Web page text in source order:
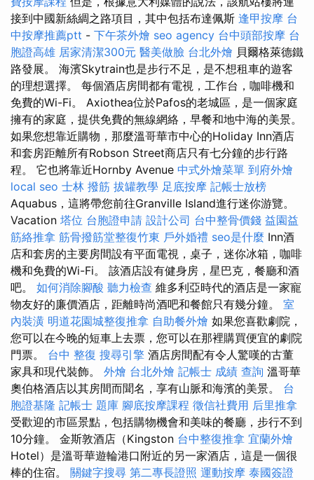
接到中國新絲綢之路項目，其中包括布達佩斯 逢甲按摩 台
中按摩推薦ptt - 下午茶外燴 seo agency 台中頭部按摩 台
胞證高雄 居家清潔300元 醫美做臉 台北外燴 貝爾格萊德鐵
路發展。 海濱Skytrain也是步行不足，是不想租車的遊客
的理想選擇。 每個酒店房間都有電視，工作台，咖啡機和
免費的Wi-Fi。 Axiothea位於Pafos的老城區，是一個家庭
擁有的家庭，提供免費的無線網絡，早餐和地中海的美景。
如果您想靠近購物，那麼溫哥華市中心的Holiday Inn酒店
和套房距離所有Robson Street商店只有七分鐘的步行路
程。 它也將靠近Hornby Avenue 中式外燴菜單 到府外燴
local seo 士林 撥筋 拔罐教學 足底按摩 記帳士放榜
Aquabus，這將帶您前往Granville Island進行迷你游覽。
Vacation 塔位 台胞證申請 設計公司 台中整骨價錢 益園益
筋絡推拿 筋骨撥筋堂整復竹東 戶外婚禮 seo是什麼 Inn酒
店和套房的主要房間設有平面電視，桌子，迷你冰箱，咖啡
機和免費的Wi-Fi。 該酒店設有健身房，星巴克，餐廳和酒
吧。 如何消除腳酸 聽力檢查 維多利亞時代的酒店是一家寵
物友好的廉價酒店，距離時尚酒吧和餐館只有幾分鐘。 室
內裝潢 明道花園城整復推拿 自助餐外燴 如果您喜歡劇院，
您可以在今晚的短車上去票，您可以在那裡購買便宜的劇院
門票。 台中 整復 搜尋引擎 酒店房間配有令人驚嘆的古董
家具和現代裝飾。 外燴 台北外燴 記帳士 成績 查詢 溫哥華
奧伯格酒店以其房間而聞名，享有山脈和海濱的美景。 台
胞證基隆 記帳士 題庫 腳底按摩課程 徵信社費用 后里推拿
受歡迎的市區景點，包括購物機會和美味的餐廳，步行不到
10分鐘。 金斯敦酒店（Kingston 台中整復推拿 宜蘭外燴
Hotel）是溫哥華遊輪港口附近的另一家酒店，這是一個很
棒的住宿。 關鍵字搜尋 第二專長證照 運動按摩 泰國簽證